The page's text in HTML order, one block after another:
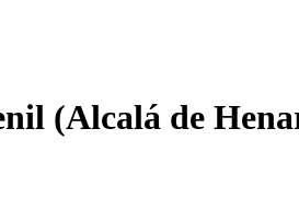
(Alcalá de